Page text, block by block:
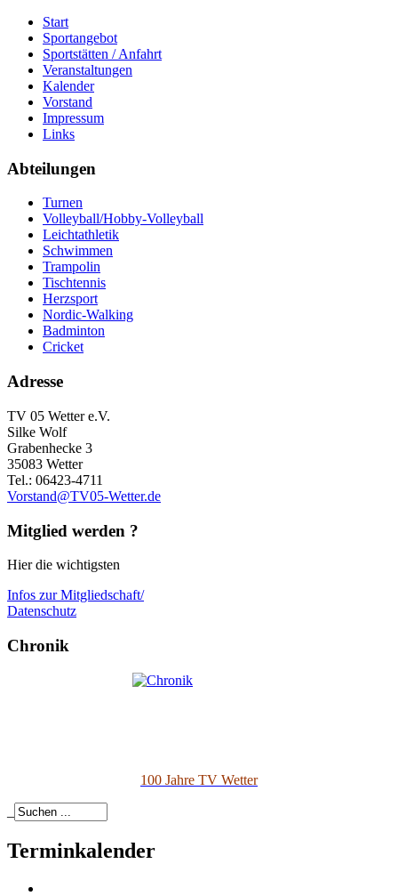
Start
Sportangebot
Sportstätten / Anfahrt
Veranstaltungen
Kalender
Vorstand
Impressum
Links
Abteilungen
Turnen
Volleyball/Hobby-Volleyball
Leichtathletik
Schwimmen
Trampolin
Tischtennis
Herzsport
Nordic-Walking
Badminton
Cricket
Adresse
TV 05 Wetter e.V.
Silke Wolf
Grabenhecke 3
35083 Wetter
Tel.: 06423-4711
Vorstand@TV05-Wetter.de
Mitglied werden ?
Hier die wichtigsten
Infos zur Mitgliedschaft/
Datenschutz
Chronik
100 Jahre TV Wetter
Terminkalender